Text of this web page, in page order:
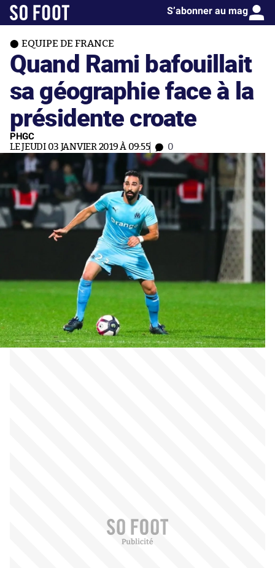
S’abonner au mag
EQUIPE DE FRANCE
Quand Rami bafouillait
sa géographie face à la
présidente croate
PHGC
LE JEUDI 03 JANVIER 2019 À 09:55 0